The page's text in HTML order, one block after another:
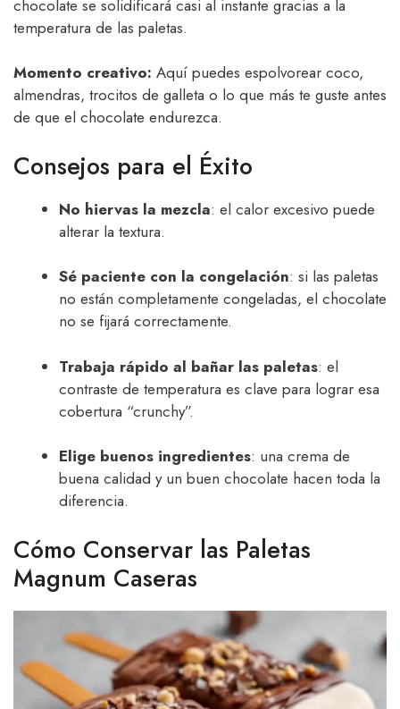
chocolate se solidificará casi al instante gracias a la
temperatura de las paletas.
Momento creativo: Aquí puedes espolvorear coco,
almendras, trocitos de galleta o lo que más te guste antes
de que el chocolate endurezca.
Consejos para el Éxito
No hiervas la mezcla: el calor excesivo puede
alterar la textura.
Sé paciente con la congelación: si las paletas
no están completamente congeladas, el chocolate
no se fijará correctamente.
Trabaja rápido al bañar las paletas: el
contraste de temperatura es clave para lograr esa
cobertura “crunchy”.
Elige buenos ingredientes: una crema de
buena calidad y un buen chocolate hacen toda la
diferencia.
Cómo Conservar las Paletas
Magnum Caseras